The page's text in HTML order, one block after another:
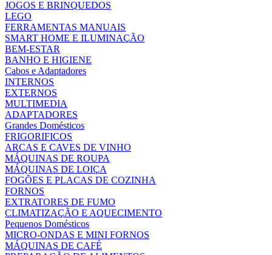
JOGOS E BRINQUEDOS
LEGO
FERRAMENTAS MANUAIS
SMART HOME E ILUMINAÇÃO
BEM-ESTAR
BANHO E HIGIENE
Cabos e Adaptadores
INTERNOS
EXTERNOS
MULTIMEDIA
ADAPTADORES
Grandes Domésticos
FRIGORIFICOS
ARCAS E CAVES DE VINHO
MÁQUINAS DE ROUPA
MÁQUINAS DE LOIÇA
FOGÕES E PLACAS DE COZINHA
FORNOS
EXTRATORES DE FUMO
CLIMATIZAÇÃO E AQUECIMENTO
Pequenos Domésticos
MICRO-ONDAS E MINI FORNOS
MÁQUINAS DE CAFÉ